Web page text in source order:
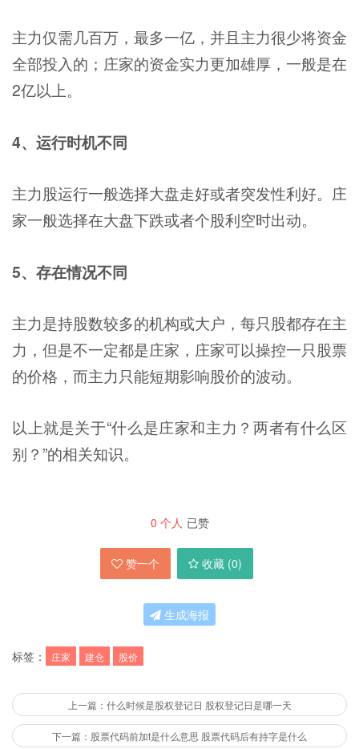
主力仅需几百万，最多一亿，并且主力很少将资金
全部投入的；庄家的资金实力更加雄厚，一般是在
2亿以上。
4、运行时机不同
主力股运行一般选择大盘走好或者突发性利好。庄
家一般选择在大盘下跌或者个股利空时出动。
5、存在情况不同
主力是持股数较多的机构或大户，每只股都存在主
力，但是不一定都是庄家，庄家可以操控一只股票
的价格，而主力只能短期影响股价的波动。
以上就是关于“什么是庄家和主力？两者有什么区
别？”的相关知识。
0 个人 已赞
赞一个 收藏 (0)
生成海报
标签： 庄家 建仓 股价
上一篇：什么时候是股权登记日 股权登记日是哪一天
下一篇：股票代码前加t是什么意思 股票代码后有持字是什么